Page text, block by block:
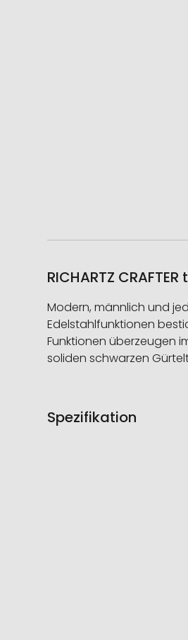
RICHARTZ
Modern, männlich und
Edelstahlfunktionen
Funktionen überzeugen
soliden schwarzen
Spezifikation